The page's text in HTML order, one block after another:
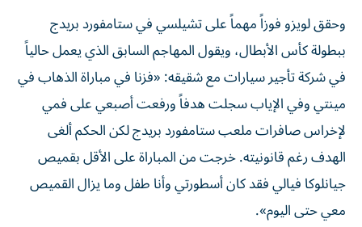
وحقق لويزو فوزاً مهماً على تشيلسي في ستامفورد بريدج
ببطولة كأس الأبطال، ويقول المهاجم السابق الذي يعمل حالياً
في شركة تأجير سيارات مع شقيقه: «فزنا في مباراة الذهاب في
مينتي وفي الإياب سجلت هدفاً ورفعت أصبعي على فمي
لإخراس صافرات ملعب ستامفورد بريدج لكن الحكم ألغى
الهدف رغم قانونيته. خرجت من المباراة على الأقل بقميص
جيانلوكا فيالي فقد كان أسطورتي وأنا طفل وما يزال القميص
معي حتى اليوم».